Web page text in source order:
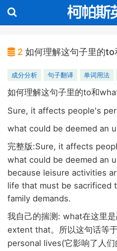
2 如何理解这句子里的
成分分析 句子翻译 单词用法
如何理解这句子里的to和
Sure, it affects people's
what could be deemed an
完整版:Sure, it affects
what could be deemed an
because leisure activities
life that must be sacrificed
family demands.
我自己的揣测 : what在这里
extent that。所以这句话等于
personal lives(它影响了人